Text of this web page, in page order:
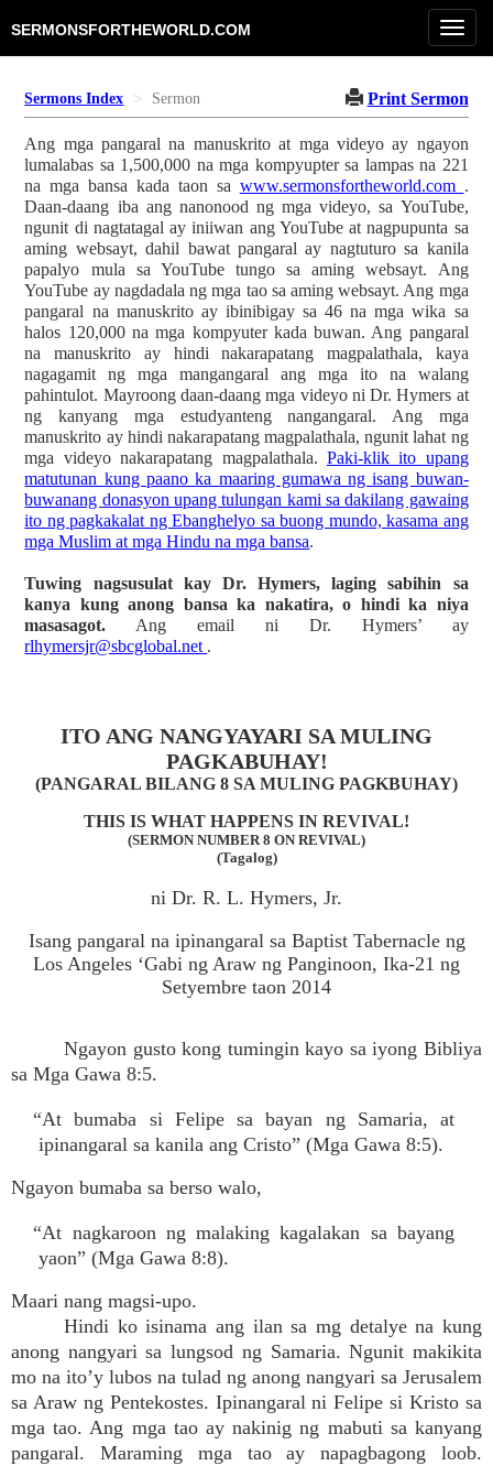
SERMONSFORTHEWORLD.COM
Sermons Index Sermon Print Sermon
Ang mga pangaral na manuskrito at mga videyo ay ngayon
lumalabas sa 1,500,000 na mga kompyupter sa lampas na 221
na mga bansa kada taon sa www.sermonsfortheworld.com .
Daan-daang iba ang nanonood ng mga videyo, sa YouTube,
ngunit di nagtatagal ay iniiwan ang YouTube at nagpupunta sa
aming websayt, dahil bawat pangaral ay nagtuturo sa kanila
papalyo mula sa YouTube tungo sa aming websayt. Ang
YouTube ay nagdadala ng mga tao sa aming websayt. Ang mga
pangaral na manuskrito ay ibinibigay sa 46 na mga wika sa
halos 120,000 na mga kompyuter kada buwan. Ang pangaral
na manuskrito ay hindi nakarapatang magpalathala, kaya
nagagamit ng mga mangangaral ang mga ito na walang
pahintulot. Mayroong daan-daang mga videyo ni Dr. Hymers at
ng kanyang mga estudyanteng nangangaral. Ang mga
manuskrito ay hindi nakarapatang magpalathala, ngunit lahat ng
mga videyo nakarapatang magpalathala. Paki-klik ito upang
matutunan kung paano ka maaring gumawa ng isang buwan-
buwanang donasyon upang tulungan kami sa dakilang gawaing
ito ng pagkakalat ng Ebanghelyo sa buong mundo, kasama ang
mga Muslim at mga Hindu na mga bansa.
Tuwing nagsusulat kay Dr. Hymers, laging sabihin sa
kanya kung anong bansa ka nakatira, o hindi ka niya
masasagot. Ang email ni Dr. Hymers’ ay
rlhymersjr@sbcglobal.net .
ITO ANG NANGYAYARI SA MULING
PAGKABUHAY!
(PANGARAL BILANG 8 SA MULING PAGKBUHAY)
THIS IS WHAT HAPPENS IN REVIVAL!
(SERMON NUMBER 8 ON REVIVAL)
(Tagalog)
ni Dr. R. L. Hymers, Jr.
Isang pangaral na ipinangaral sa Baptist Tabernacle ng
Los Angeles ‘Gabi ng Araw ng Panginoon, Ika-21 ng
Setyembre taon 2014
Ngayon gusto kong tumingin kayo sa iyong Bibliya
sa Mga Gawa 8:5.
“At bumaba si Felipe sa bayan ng Samaria, at
ipinangaral sa kanila ang Cristo” (Mga Gawa 8:5).
Ngayon bumaba sa berso walo,
“At nagkaroon ng malaking kagalakan sa bayang
yaon” (Mga Gawa 8:8).
Maari nang magsi-upo.
Hindi ko isinama ang ilan sa mg detalye na kung
anong nangyari sa lungsod ng Samaria. Ngunit makikita
mo na ito’y lubos na tulad ng anong nangyari sa Jerusalem
sa Araw ng Pentekostes. Ipinangaral ni Felipe si Kristo sa
mga tao. Ang mga tao ay nakinig ng mabuti sa kanyang
pangaral. Maraming mga tao ay napagbagong loob.